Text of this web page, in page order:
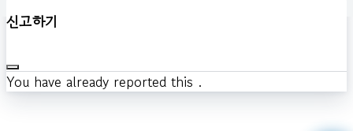
신고하기
You have already reported this .